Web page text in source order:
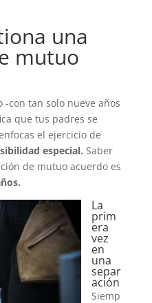
una
mutuo
con tan solo nueve años
que tus padres se
el ejercicio de
especial. Saber
de mutuo acuerdo es
La
prim
era
vez
en
una
separ
ación
Siemp